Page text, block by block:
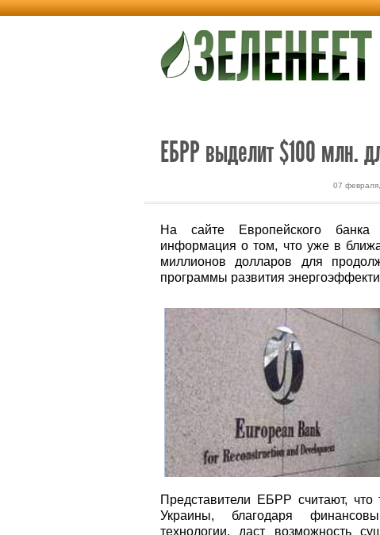
ЕБРР выделит $100 млн.
07
На сайте Европейского банка
информация о том, что уже в
миллионов долларов для
программы развития
Представители ЕБРР считают, что
Украины, благодаря
технологии, даст возможность